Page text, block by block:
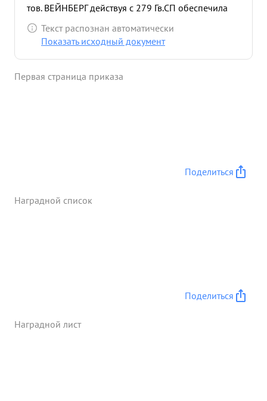
тов. ВЕЙНБЕРГ действуя с 279 Гв.СП обеспечила
продвижение пехоте и тем самым была успешно
выполнена общая задача дня. к исходу того же
орудия на вновь занятый огневой рубеж в районе
Текст распознан автоматически
Показать исходный документ
Первая страница приказа
Поделиться
Наградной список
Поделиться
Наградной лист